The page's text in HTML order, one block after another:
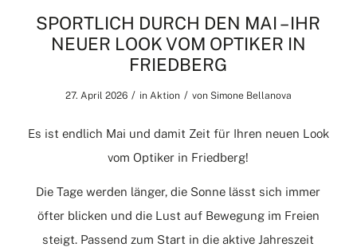
SPORTLICH DURCH DEN MAI – IHR
NEUER LOOK VOM OPTIKER IN
FRIEDBERG
27. April 2026 / in Aktion / von Simone Bellanova
Es ist endlich Mai und damit Zeit für Ihren neuen Look
vom Optiker in Friedberg!
Die Tage werden länger, die Sonne lässt sich immer
öfter blicken und die Lust auf Bewegung im Freien
steigt. Passend zum Start in die aktive Jahreszeit